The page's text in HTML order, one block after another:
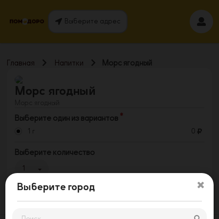
Выберите адрес
Главная Напитки Морс ягодный
Морс ягодный
Выберите один из вариантов
1 г 0
Выберите количество
1
Выберите город